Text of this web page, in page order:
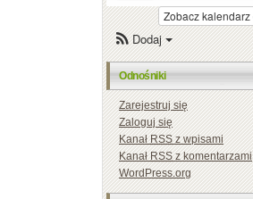
Zobacz kalendarz
Dodaj
Odnośniki
Zarejestruj się
Zaloguj się
KanałRSSz wpisami
KanałRSSz komentarzami
WordPress.org